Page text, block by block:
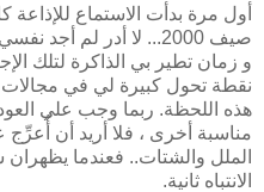
أول مرة بدأت الاستماع
صيف 2000... لا أدر لم
و زمان تطير بي الذاكرة لتلك
نقطة تحول كبيرة لي في
هذه اللحظة. ربما وجب علي
مناسبة أخرى ، فلا أريد أن
الملل والشتات.. فعندما
الانتباه ثانية.